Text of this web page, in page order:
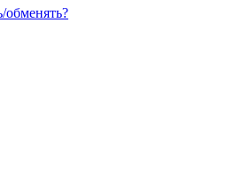
обменять?